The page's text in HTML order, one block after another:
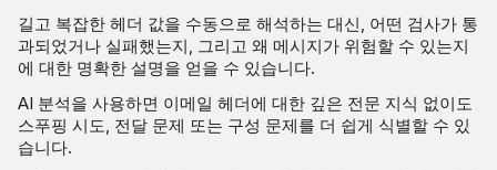
길고 복잡한 헤더 값을 수동으로 해석하는 대신, 어떤 검사가 통
과되었거나 실패했는지, 그리고 왜 메시지가 위험할 수 있는지
에 대한 명확한 설명을 얻을 수 있습니다.
AI 분석을 사용하면 이메일 헤더에 대한 깊은 전문 지식 없이도
스푸핑 시도, 전달 문제 또는 구성 문제를 더 쉽게 식별할 수 있
습니다.